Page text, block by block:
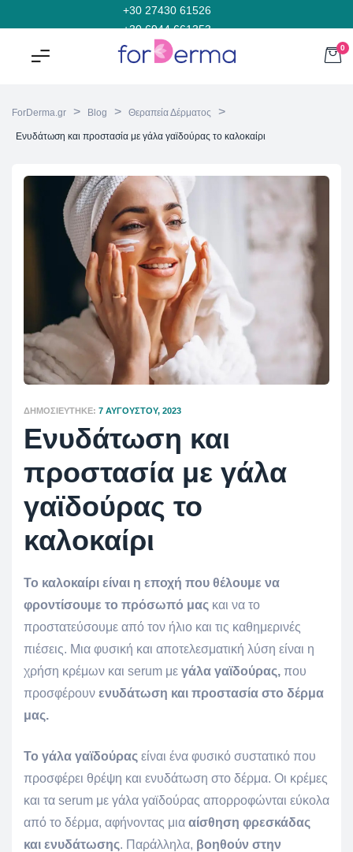
+30 27430 61526
+30 6944 661353
0
ForDerma.gr > Blog > Θεραπεία Δέρματος >
Ενυδάτωση και προστασία με γάλα γαϊδούρας το καλοκαίρι
ΔΗΜΟΣΙΕΎΤΗΚΕ: 7 ΑΥΓΟΎΣΤΟΥ, 2023
Ενυδάτωση και
προστασία με γάλα
γαϊδούρας το
καλοκαίρι
Το καλοκαίρι είναι η εποχή που θέλουμε να
φροντίσουμε το πρόσωπό μας και να το
προστατεύσουμε από τον ήλιο και τις καθημερινές
πιέσεις. Μια φυσική και αποτελεσματική λύση είναι η
χρήση κρέμων και serum με γάλα γαϊδούρας, που
προσφέρουν ενυδάτωση και προστασία στο δέρμα
μας.
Το γάλα γαϊδούρας είναι ένα φυσικό συστατικό που
προσφέρει θρέψη και ενυδάτωση στο δέρμα. Οι κρέμες
και τα serum με γάλα γαϊδούρας απορροφώνται εύκολα
από το δέρμα, αφήνοντας μια αίσθηση φρεσκάδας
και ενυδάτωσης. Παράλληλα, βοηθούν στην